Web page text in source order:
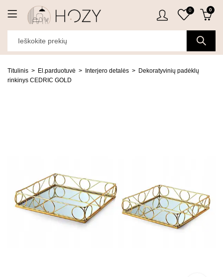
0 0
Titulinis El.parduotuvė Interjero detalės
Dekoratyvinių padėklų
rinkinys CEDRIC GOLD